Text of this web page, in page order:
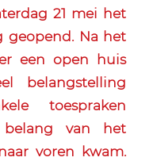
21 mei het
geopend. Na het
een open huis
belangstelling
toespraken
van het
voren kwam.